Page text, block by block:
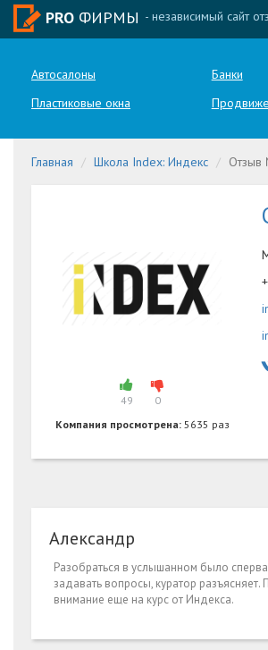
PRO ФИРМЫ - независимый сайт
Автосалоны Банки
Пластиковые окна
Главная Школа Index: Индекс
49
0
Компания просмотрена: 5635 раз
Александр
Разобраться в услышанном было
задавать вопросы, куратор
внимание еще на курс от Индекса.